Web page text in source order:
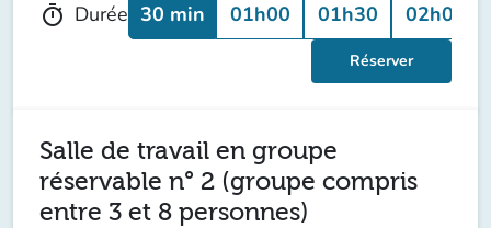
timer Durée 30 min 01h00 01h30 02h00
Réserver
Salle de travail en groupe
réservable n° 2 (groupe compris
entre 3 et 8 personnes)